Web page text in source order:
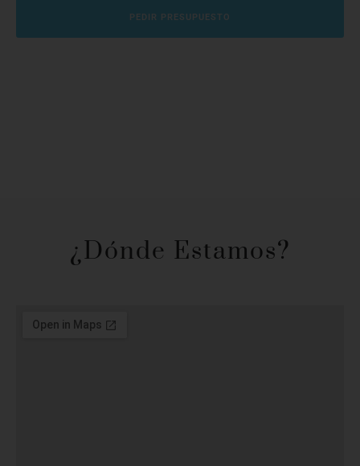
PEDIR PRESUPUESTO
¿Dónde Estamos?​